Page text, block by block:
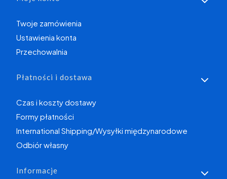
Twoje zamówienia
Ustawienia konta
Przechowalnia
Płatności i dostawa
Czas i koszty dostawy
Formy płatności
International Shipping/Wysyłki międzynarodowe
Odbiór własny
Informacje